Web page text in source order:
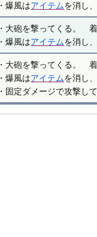
・爆風はアイテムを消し
・大砲を撃ってくる。
・爆風はアイテムを消し
・大砲を撃ってくる。
・爆風はアイテムを消し
・固定ダメージで攻撃し